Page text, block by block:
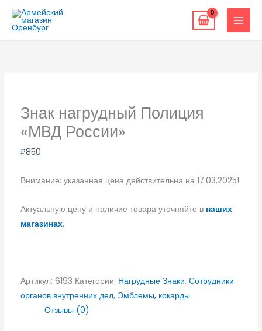
Перейти
содержимому
Знак нагрудный Полиция
«МВД России»
₽850
Внимание: указанная цена действительна на 17.03.2025!
Актуальную цену и наличие товара уточняйте в наших
магазинах.
Артикул: 6193 Категории: Нагрудные Знаки, Сотрудники
органов внутренних дел, Эмблемы, кокарды
Отзывы (0)